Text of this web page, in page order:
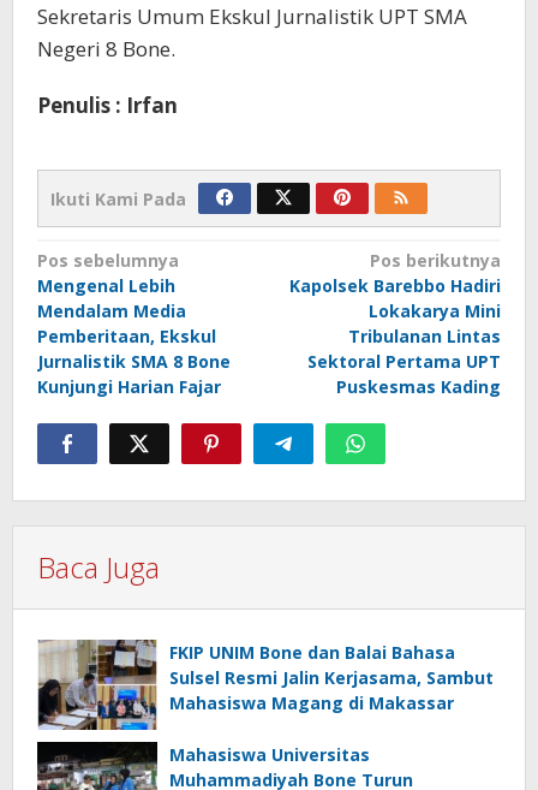
Sekretaris Umum Ekskul Jurnalistik UPT SMA
Negeri 8 Bone.
Penulis : Irfan
Ikuti Kami Pada
Navigasi
pos
Pos sebelumnya
Mengenal Lebih
Mendalam Media
Pemberitaan, Ekskul
Jurnalistik SMA 8 Bone
Kunjungi Harian Fajar
Pos berikutnya
Kapolsek Barebbo Hadiri
Lokakarya Mini
Tribulanan Lintas
Sektoral Pertama UPT
Puskesmas Kading
Baca Juga
FKIP UNIM Bone dan Balai Bahasa
Sulsel Resmi Jalin Kerjasama, Sambut
Mahasiswa Magang di Makassar
Mahasiswa Universitas
Muhammadiyah Bone Turun